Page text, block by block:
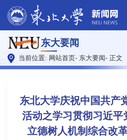
东大要闻
当前位置: 网站首页- 东大要闻- 正文
东北大学庆祝中国共产
活动之学习贯彻习近平
立德树人机制综合改
原